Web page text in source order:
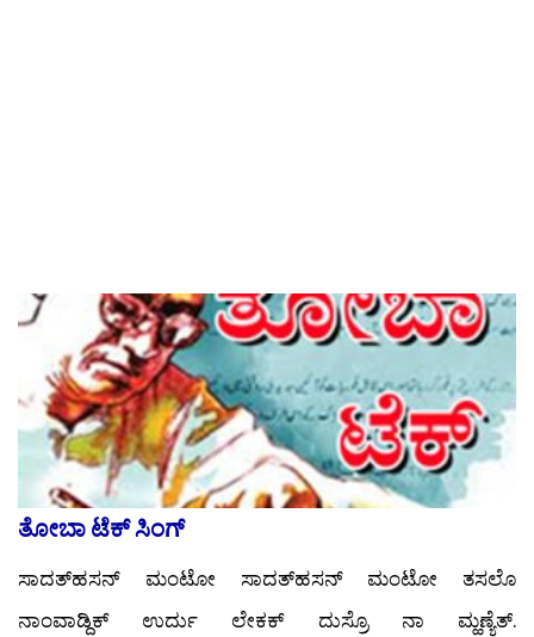
ತೋಬಾ ಟೆಕ್ ಸಿಂಗ್
ಸಾದತ್‍ಹಸನ್ ಮಂಟೋ ಸಾದತ್‍ಹಸನ್ ಮಂಟೋ ತಸಲೊ
ನಾಂವಾಡ್ದಿಕ್ ಉರ್ದು ಲೇಕಕ್ ದುಸ್ರೊ ನಾ ಮ್ಹಣ್ಯೆತ್.